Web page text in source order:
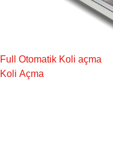
Full Otomatik Koli açma
Koli Açma